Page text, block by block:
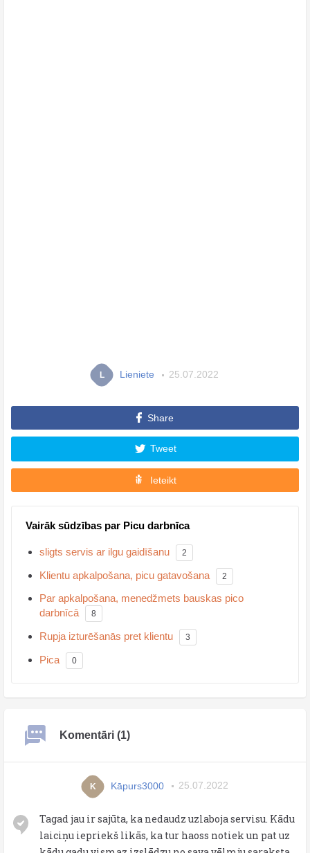
L Lieniete 25.07.2022
Share
Tweet
Ieteikt
Vairāk sūdzības par Picu darbnīca
sligts servis ar ilgu gaidīšanu 2
Klientu apkalpošana, picu gatavošana 2
Par apkalpošana, menedžmets bauskas pico
darbnīcā
8
Rupja izturēšanās pret klientu 3
Pica 0
Komentāri (1)
K Kāpurs3000 25.07.2022
Tagad jau ir sajūta, ka nedaudz uzlaboja servisu. Kādu
laiciņu iepriekš likās, ka tur haoss notiek un pat uz